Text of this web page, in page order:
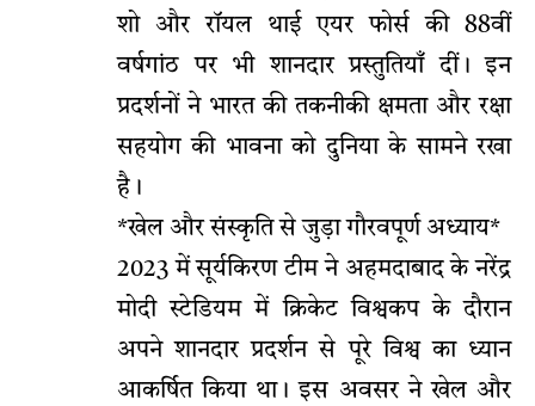
शो और रॉयल थाई एयर फोर्स की 88वीं
वर्षगांठ पर भी शानदार प्रस्तुतियाँ दीं। इन
प्रदर्शनों ने भारत की तकनीकी क्षमता और रक्षा
सहयोग की भावना को दुनिया के सामने रखा
है।
*खेल और संस्कृति से जुड़ा गौरवपूर्ण अध्याय*
2023 में सूर्यकिरण टीम ने अहमदाबाद के नरेंद्र
मोदी स्टेडियम में क्रिकेट विश्वकप के दौरान
अपने शानदार प्रदर्शन से पूरे विश्व का ध्यान
आकर्षित किया था। इस अवसर ने खेल और